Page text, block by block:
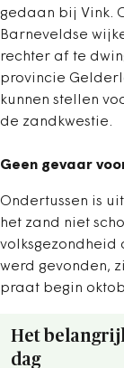
gedaan bij Vink.
Barneveldse
rechter af te
provincie
kunnen stellen
de zandkwestie.
Geen gevaar
Ondertussen is
het zand niet
volksgezondheid
werd gevonden,
praat begin
Het
dag